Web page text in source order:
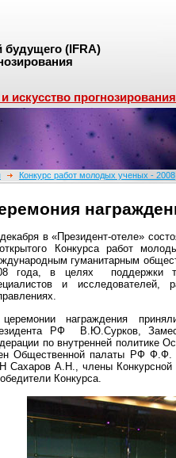
(IFRA)
и искусство прогнозирования
Конкурс работ молодых ученых - 2008
в «Президент-отеле»
Конкурса работ
гуманитарным
года, в целях поддержки
и исследователей,
награждения
РФ В.Ю.Сурков,
по внутренней политике
Общественной палаты РФ Ф.Ф.
Сахаров А.Н., члены Конкурсной
Конкурса.